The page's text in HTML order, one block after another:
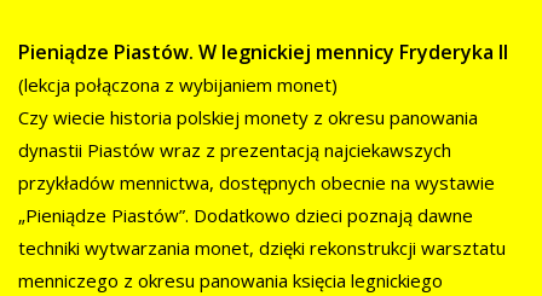
Pieniądze Piastów. W legnickiej mennicy Fryderyka II
(lekcja połączona z wybijaniem monet)
Czy wiecie historia polskiej monety z okresu panowania
dynastii Piastów wraz z prezentacją najciekawszych
przykładów mennictwa, dostępnych obecnie na wystawie
„Pieniądze Piastów”. Dodatkowo dzieci poznają dawne
techniki wytwarzania monet, dzięki rekonstrukcji warsztatu
menniczego z okresu panowania księcia legnickiego